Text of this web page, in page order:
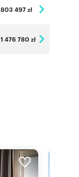
803 497 zł
1 476 780 zł